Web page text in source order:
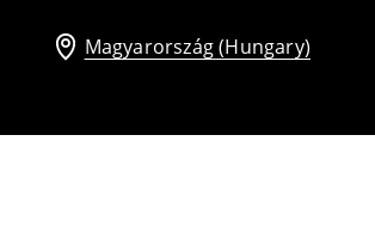
Magyarország (Hungary)